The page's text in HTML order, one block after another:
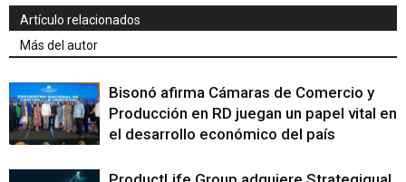
Artículo relacionados
Más del autor
Bisonó afirma Cámaras de Comercio y
Producción en RD juegan un papel vital en
el desarrollo económico del país